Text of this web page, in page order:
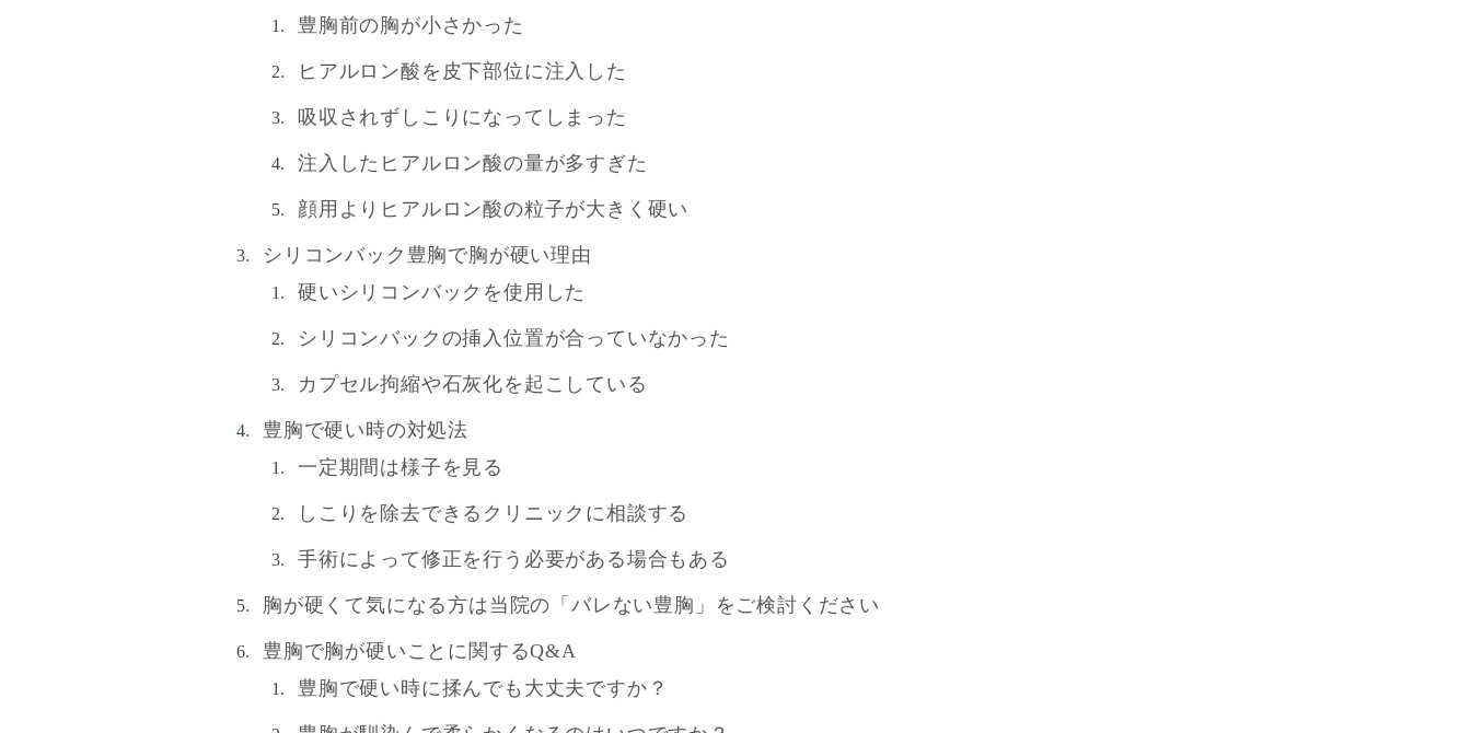
豊胸前の胸が小さかった
ヒアルロン酸を皮下部位に注入した
吸収されずしこりになってしまった
注入したヒアルロン酸の量が多すぎた
顔用よりヒアルロン酸の粒子が大きく硬い
シリコンバック豊胸で胸が硬い理由
硬いシリコンバックを使用した
シリコンバックの挿入位置が合っていなかった
カプセル拘縮や石灰化を起こしている
豊胸で硬い時の対処法
一定期間は様子を見る
しこりを除去できるクリニックに相談する
手術によって修正を行う必要がある場合もある
胸が硬くて気になる方は当院の「バレない豊胸」をご検討ください
豊胸で胸が硬いことに関するQ&A
豊胸で硬い時に揉んでも大丈夫ですか？